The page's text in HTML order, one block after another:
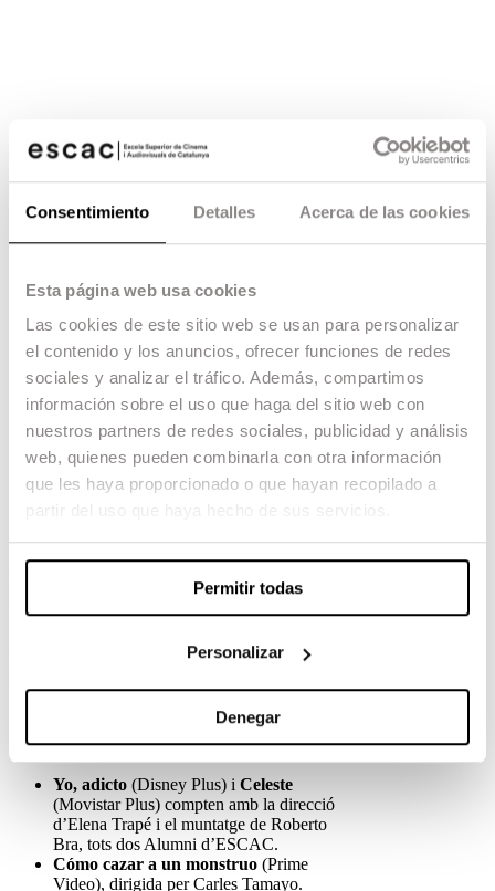
Consentimiento Detalles Acerca de las cookies
Esta página web usa cookies
Las cookies de este sitio web se usan para personalizar
el contenido y los anuncios, ofrecer funciones de redes
sociales y analizar el tráfico. Además, compartimos
información sobre el uso que haga del sitio web con
nuestros partners de redes sociales, publicidad y análisis
web, quienes pueden combinarla con otra información
que les haya proporcionado o que hayan recopilado a
Permitir todas
Personalizar
Denegar
Aquest tardor, el talent ESCAC brilla amb força
en la producció de les sèries més destacades de la
televisió i les plataformes de streaming a
les produccions que han captivat el públic,
fotografia, so i art d’aquestes obres.
Aquí teniu un recorregut per alguns dels títols
més esperats de la temporada:
Yo, adicto (Disney Plus) i Celeste
(Movistar Plus) compten amb la direcció
d’Elena Trapé i el muntatge de Roberto
Bra, tots dos Alumni d’ESCAC.
Cómo cazar a un monstruo (Prime
Video), dirigida per Carles Tamayo.